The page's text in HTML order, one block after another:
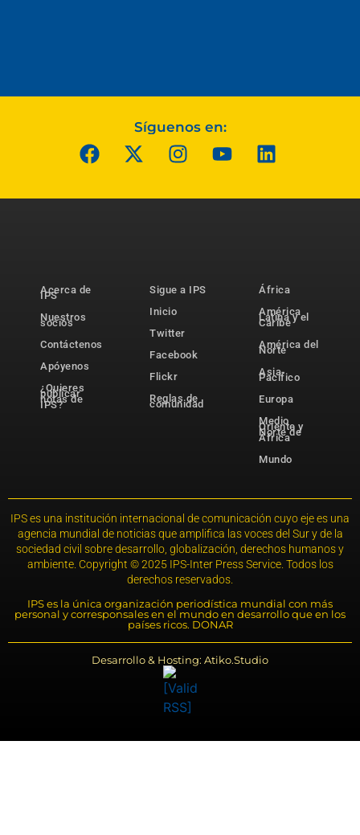
Síguenos en:
Acerca de
IPS
Nuestros
socios
Contáctenos
Apóyenos
¿Quieres
publicar
notas de
IPS?
Sigue a IPS
Inicio
Twitter
Facebook
Flickr
Reglas de
comunidad
África
América
Latina y el
Caribe
América del
Norte
Asia-
Pacífico
Europa
Medio
Oriente y
Norte de
África
Mundo
IPS es una institución internacional de comunicación cuyo eje es una
agencia mundial de noticias que amplifica las voces del Sur y de la
sociedad civil sobre desarrollo, globalización, derechos humanos y
ambiente. Copyright © 2025 IPS-Inter Press Service. Todos los
derechos reservados.
IPS es la única organización periodística mundial con más
personal y corresponsales en el mundo en desarrollo que en los
países ricos. DONAR
Desarrollo & Hosting: Atiko.Studio